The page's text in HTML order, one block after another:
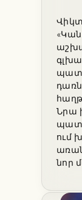
Նրա
ում
նոր